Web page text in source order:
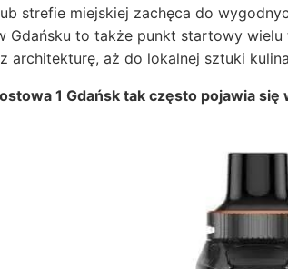
strefie miejskiej zachęca do
Gdańsku to także punkt startowy
architekturę, aż do lokalnej sztuki
1 Gdańsk tak często pojawia